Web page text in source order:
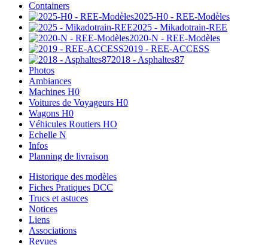
Containers
2025-H0 - REE-Modèles
2025 - Mikadotrain-REE
2020-N - REE-Modèles
2019 - REE-ACCESS
2018 - Asphaltes87
Photos
Ambiances
Machines H0
Voitures de Voyageurs H0
Wagons H0
Véhicules Routiers HO
Echelle N
Infos
Planning de livraison
Historique des modèles
Fiches Pratiques DCC
Trucs et astuces
Notices
Liens
Associations
Revues